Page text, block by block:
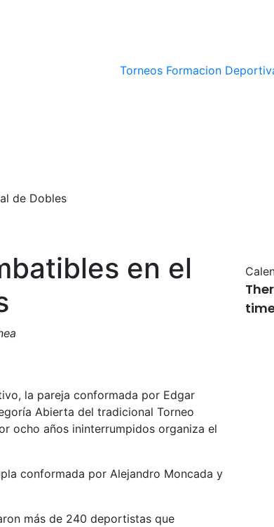
Torneos Formacion
de Dobles
en el
la pareja conformada por Edgar
Abierta del tradicional Torneo
ocho años ininterrumpidos organiza el
conformada por Alejandro Moncada y
más de 240 deportistas que